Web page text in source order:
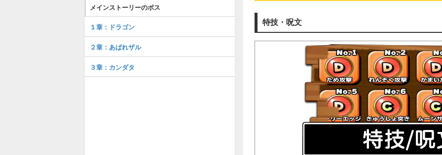
特技・呪文
メインストーリーのボス
１章：ドラゴン
２章：あばれザル
３章：カンダタ